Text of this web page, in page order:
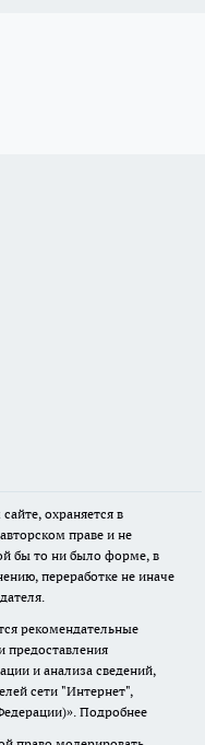
охраняется в
праве и не
бы то ни было форме, в
переработке не иначе
рекомендательные
предоставления
и анализа сведений,
сети "Интернет",
Подробнее